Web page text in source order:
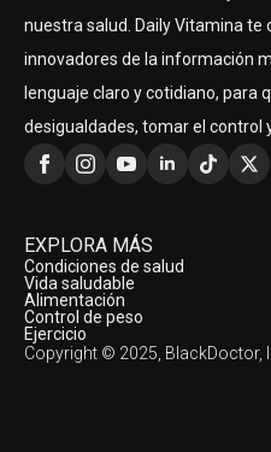
nuestra salud. Daily Vitamina
innovadores de la información
lenguaje claro y cotidiano, para
desigualdades, tomar el control
EXPLORA MÁS
Condiciones de salud
Vida saludable
Alimentación
Control de peso
Ejercicio
Copyright © 2025, BlackDoctor,